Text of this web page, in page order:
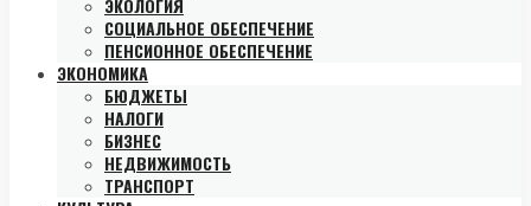
ЭКОЛОГИЯ
СОЦИАЛЬНОЕ ОБЕСПЕЧЕНИЕ
ПЕНСИОННОЕ ОБЕСПЕЧЕНИЕ
ЭКОНОМИКА
БЮДЖЕТЫ
НАЛОГИ
БИЗНЕС
НЕДВИЖИМОСТЬ
ТРАНСПОРТ